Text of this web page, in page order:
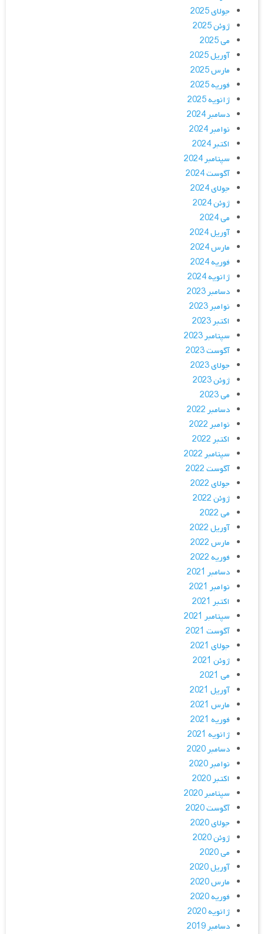
جولای 2025
ژوئن 2025
می 2025
آوریل 2025
مارس 2025
فوریه 2025
ژانویه 2025
دسامبر 2024
نوامبر 2024
اکتبر 2024
سپتامبر 2024
آگوست 2024
جولای 2024
ژوئن 2024
می 2024
آوریل 2024
مارس 2024
فوریه 2024
ژانویه 2024
دسامبر 2023
نوامبر 2023
اکتبر 2023
سپتامبر 2023
آگوست 2023
جولای 2023
ژوئن 2023
می 2023
دسامبر 2022
نوامبر 2022
اکتبر 2022
سپتامبر 2022
آگوست 2022
جولای 2022
ژوئن 2022
می 2022
آوریل 2022
مارس 2022
فوریه 2022
دسامبر 2021
نوامبر 2021
اکتبر 2021
سپتامبر 2021
آگوست 2021
جولای 2021
ژوئن 2021
می 2021
آوریل 2021
مارس 2021
فوریه 2021
ژانویه 2021
دسامبر 2020
نوامبر 2020
اکتبر 2020
سپتامبر 2020
آگوست 2020
جولای 2020
ژوئن 2020
می 2020
آوریل 2020
مارس 2020
فوریه 2020
ژانویه 2020
دسامبر 2019